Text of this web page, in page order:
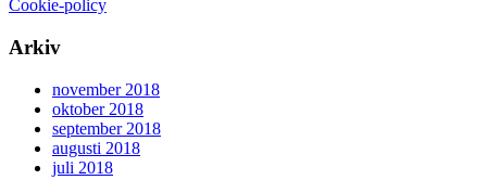
Cookie-policy
Arkiv
november 2018
oktober 2018
september 2018
augusti 2018
juli 2018